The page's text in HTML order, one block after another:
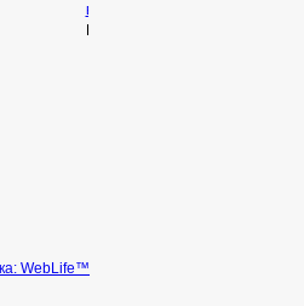
восстанавливающий
WebLife™